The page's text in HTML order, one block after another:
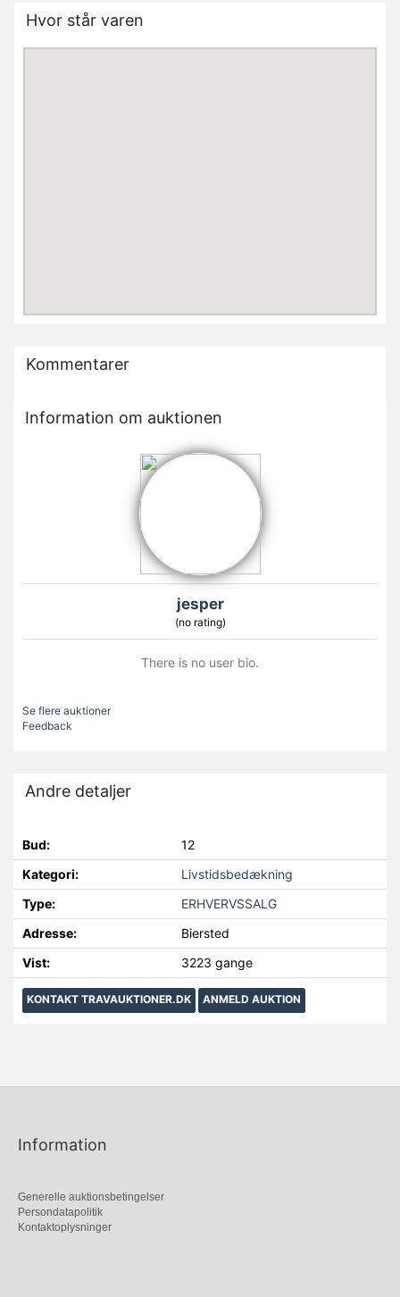
Hvor står varen
Kommentarer
Information om auktionen
jesper
(no rating)
There is no user bio.
Se flere auktioner
Feedback
Andre detaljer
Bud:
12
Kategori:
Livstidsbedækning
Type:
ERHVERVSSALG
Adresse:
Biersted
Vist:
3223 gange
KONTAKT TRAVAUKTIONER.DK ANMELD AUKTION
Information
Generelle auktionsbetingelser
Persondatapolitik
Kontaktoplysninger